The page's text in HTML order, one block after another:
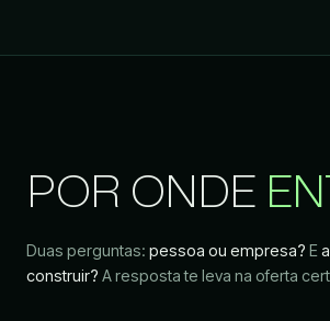
POR ONDE
Duas perguntas: pessoa ou empresa? E
construir? A resposta te leva na oferta